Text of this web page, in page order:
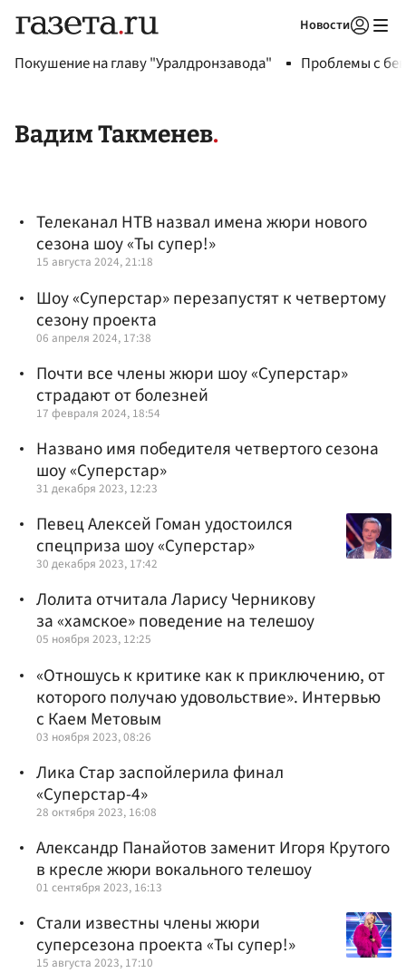
Новости
Покушение на главу "Уралдронзавода" Проблемы с
Вадим Такменев
Телеканал НТВ назвал имена жюри нового
сезона шоу «Ты супер!»
15 августа 2024, 21:18
Шоу «Суперстар» перезапустят к четвертому
сезону проекта
06 апреля 2024, 17:38
Почти все члены жюри шоу «Суперстар»
страдают от болезней
17 февраля 2024, 18:54
Названо имя победителя четвертого сезона
шоу «Суперстар»
31 декабря 2023, 12:23
Певец Алексей Гоман удостоился
спецприза шоу «Суперстар»
30 декабря 2023, 17:42
Лолита отчитала Ларису Черникову
за «хамское» поведение на телешоу
05 ноября 2023, 12:25
«Отношусь к критике как к приключению, от
которого получаю удовольствие». Интервью
с Каем Метовым
03 ноября 2023, 08:26
Лика Стар заспойлерила финал
«Суперстар-4»
28 октября 2023, 16:08
Александр Панайотов заменит Игоря Крутого
в кресле жюри вокального телешоу
01 сентября 2023, 16:13
Стали известны члены жюри
суперсезона проекта «Ты супер!»
15 августа 2023, 17:10